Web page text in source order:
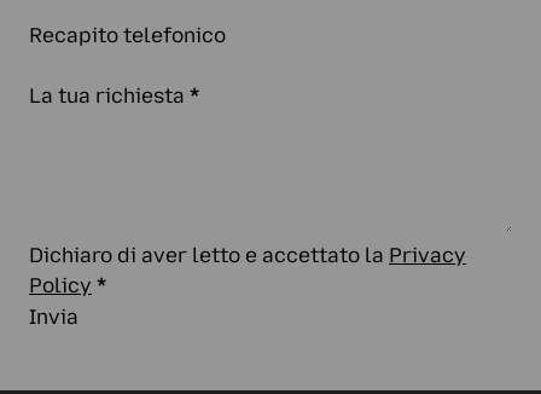
Recapito telefonico
La tua richiesta *
Dichiaro di aver letto e accettato la Privacy
Policy *
Invia